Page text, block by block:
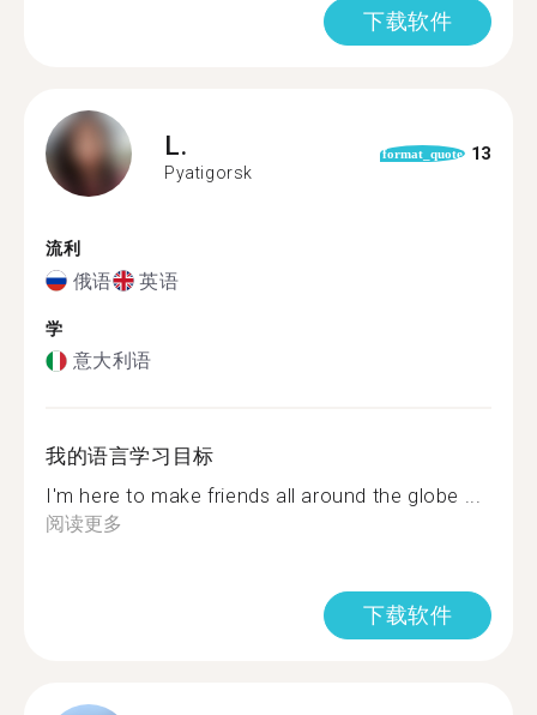
下载软件
L.
Pyatigorsk
format_quote 13
流利
俄语 英语
学
意大利语
我的语言学习目标
I'm here to make friends all around the globe ...
阅读更多
下载软件